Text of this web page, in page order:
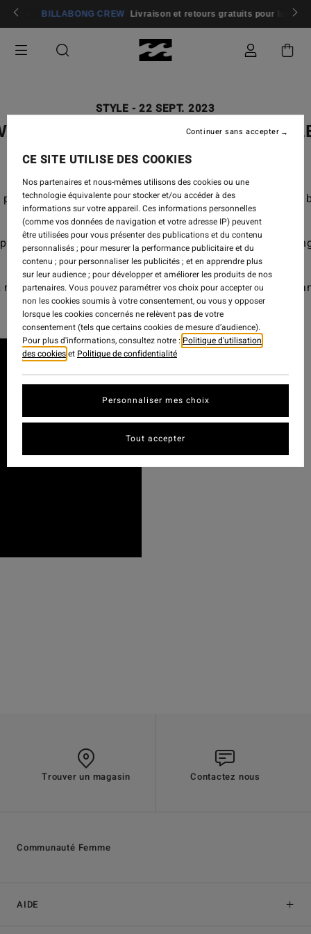
BILLABONG CREW Livraison et retours gratuits pour les
STYLE - 22 SEPT. 2023
ESCAPE | SALT & FIRE
where magic happens. Where the moon
things groovy and soft around the edges...
golds & browns blend to a perfect sunset
Trouver un magasin Contactez nous
AIDE
Communauté Femme
CE SITE UTILISE DES COOKIES
Nos partenaires et nous-mêmes utilisons des cookies ou une
technologie équivalente pour stocker et/ou accéder à des
informations sur votre appareil. Ces informations personnelles
(comme vos données de navigation et votre adresse IP) peuvent
être utilisées pour vous présenter des publications et du contenu
personnalisés ; pour mesurer la performance publicitaire et du
contenu ; pour personnaliser les publicités ; et en apprendre plus
sur leur audience ; pour développer et améliorer les produits de nos
partenaires. Vous pouvez paramétrer vos choix pour accepter ou
non les cookies soumis à votre consentement, ou vous y opposer
lorsque les cookies concernés ne relèvent pas de votre
consentement (tels que certains cookies de mesure d’audience).
Pour plus d'informations, consultez notre : Politique d'utilisation
des cookieset Politique de confidentialité
Personnaliser mes choix
Continuer sans accepter
Tout accepter